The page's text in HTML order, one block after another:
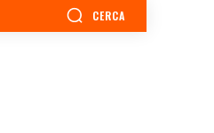
CERCA